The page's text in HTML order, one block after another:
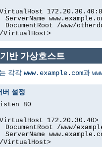
ServerName
DocumentRoot /www/
VirtualHost>
반 가상호스트
각각 www.example.com과
버 설정
80
172.20.30.40>
DocumentRoot /www/
ServerName
VirtualHost>